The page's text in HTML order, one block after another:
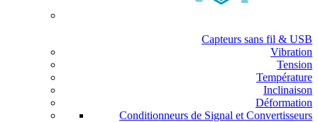
Capteurs sans fil & USB
Vibration
Tension
Température
Inclinaison
Déformation
Conditionneurs de Signal et Convertisseurs